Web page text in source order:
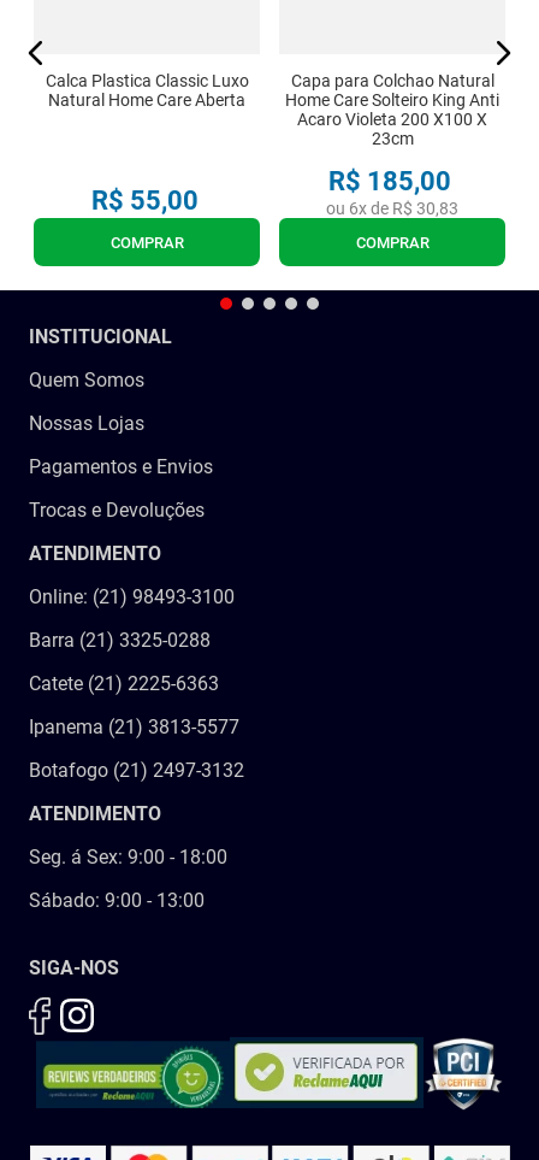
Calca Plastica Classic Luxo
Natural Home Care Aberta
R$ 55,00
COMPRAR
Capa para Colchao Natural
Home Care Solteiro King Anti
Acaro Violeta 200 X100 X
23cm
R$ 185,00
ou 6x de R$ 30,83
COMPRAR
INSTITUCIONAL
Quem Somos
Nossas Lojas
Pagamentos e Envios
Trocas e Devoluções
ATENDIMENTO
Online: (21) 98493-3100
Barra (21) 3325-0288
Catete (21) 2225-6363
Ipanema (21) 3813-5577
Botafogo (21) 2497-3132
ATENDIMENTO
Seg. á Sex: 9:00 - 18:00
Sábado: 9:00 - 13:00
SIGA-NOS